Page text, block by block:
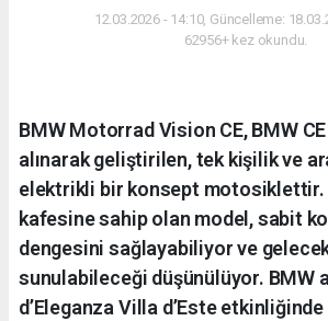
12.03.2026 - 14:10, Güncelleme:
62956+ kez okundu.
BMW Motorrad Vision CE, BMW
alınarak geliştirilen, tek kişilik ve
elektrikli bir konsept motosiklettir.
kafesine sahip olan model, sabit
dengesini sağlayabiliyor ve
sunulabileceği düşünülüyor. BMW
d’Eleganza Villa d’Este etkinliğinde